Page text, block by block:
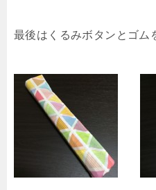
最後はくるみボタンとゴム